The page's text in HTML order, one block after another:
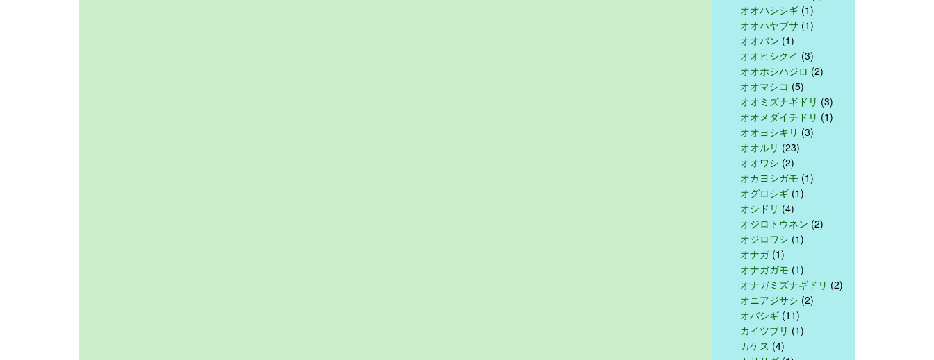
オオハシシギ (1)
オオハヤブサ (1)
オオバン (1)
オオヒシクイ (3)
オオホシハジロ (2)
オオマシコ (5)
オオミズナギドリ (3)
オオメダイチドリ (1)
オオヨシキリ (3)
オオルリ (23)
オオワシ (2)
オカヨシガモ (1)
オグロシギ (1)
オシドリ (4)
オジロトウネン (2)
オジロワシ (1)
オナガ(1)
オナガガモ (1)
オナガミズナギドリ (2)
オニアジサシ (2)
オバシギ (11)
カイツブリ (1)
カケス (4)